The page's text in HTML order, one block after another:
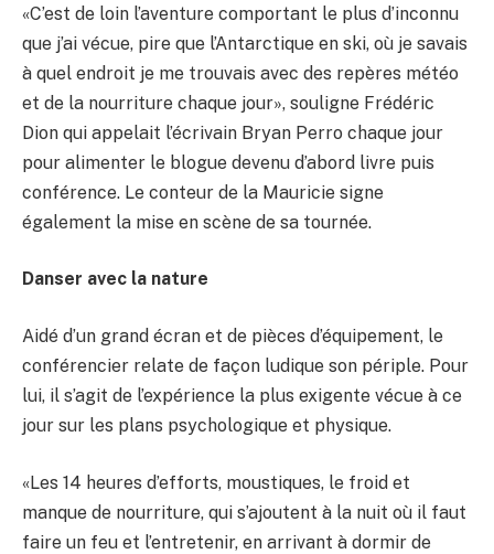
«C’est de loin l’aventure comportant le plus d’inconnu
que j’ai vécue, pire que l’Antarctique en ski, où je savais
à quel endroit je me trouvais avec des repères météo
et de la nourriture chaque jour», souligne Frédéric
Dion qui appelait l’écrivain Bryan Perro chaque jour
pour alimenter le blogue devenu d’abord livre puis
conférence. Le conteur de la Mauricie signe
également la mise en scène de sa tournée.
Danser avec la nature
Aidé d’un grand écran et de pièces d’équipement, le
conférencier relate de façon ludique son périple. Pour
lui, il s’agit de l’expérience la plus exigente vécue à ce
jour sur les plans psychologique et physique.
«Les 14 heures d’efforts, moustiques, le froid et
manque de nourriture, qui s’ajoutent à la nuit où il faut
faire un feu et l’entretenir, en arrivant à dormir de